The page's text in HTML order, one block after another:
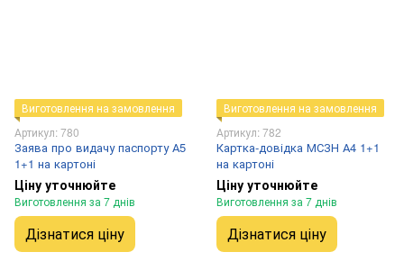
Виготовлення на замовлення
Артикул: 780
Заява про видачу паспорту А5
1+1 на картоні
Ціну уточнюйте
Виготовлення за 7 днів
Дізнатися ціну
Виготовлення на замовлення
Артикул: 782
Картка-довідка МСЗН А4 1+1
на картоні
Ціну уточнюйте
Виготовлення за 7 днів
Дізнатися ціну